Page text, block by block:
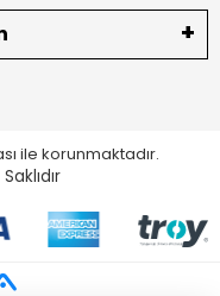
ile korunmaktadır.